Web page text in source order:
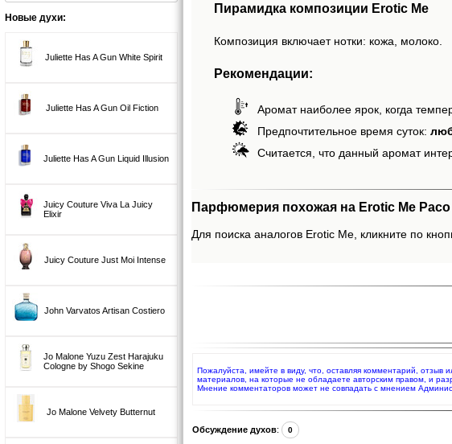
Новые духи:
Juliette Has A Gun White Spirit
Juliette Has A Gun Oil Fiction
Juliette Has A Gun Liquid Illusion
Juicy Couture Viva La Juicy
Elixir
Juicy Couture Just Moi Intense
John Varvatos Artisan Costiero
Jo Malone Yuzu Zest Harajuku
Cologne by Shogo Sekine
Jo Malone Velvety Butternut
Пирамидка композиции Erotic Me
Композиция включает нотки: кожа, молоко.
Рекомендации:
Аромат наиболее ярок, когда
Предпочтительное время суток:
Считается, что данный аромат
Парфюмерия похожая на Erotic Me Paco
Для поиска аналогов Erotic Me, кликните по
Пожалуйста, имейте в виду, что, оставляя комментарий, отзыв
материалов, на которые не обладаете авторским правом, и
Мнение комментаторов может не совпадать с мнением
Обсуждение духов: 0